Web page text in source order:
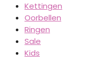
Kettingen
Oorbellen
Ringen
Sale
Kids